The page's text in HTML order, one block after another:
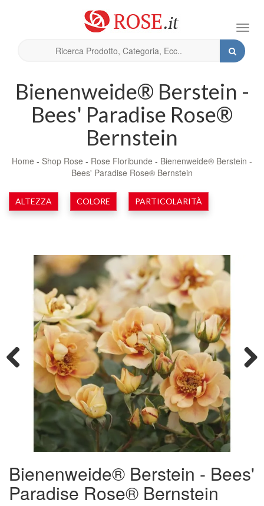
Bienenweide® Berstein -
Bees' Paradise Rose®
Bernstein
Home - Shop Rose - Rose Floribunde - Bienenweide® Berstein -
Bees' Paradise Rose® Bernstein
ALTEZZA COLORE PARTICOLARITÀ
Previous
Bienenweide® Berstein - Bees'
Paradise Rose® Bernstein